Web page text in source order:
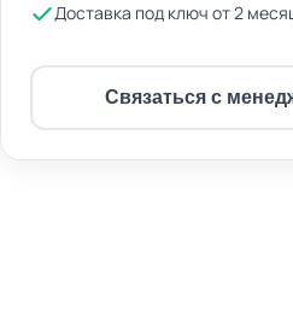
Доставка под ключ от 2
Связаться с